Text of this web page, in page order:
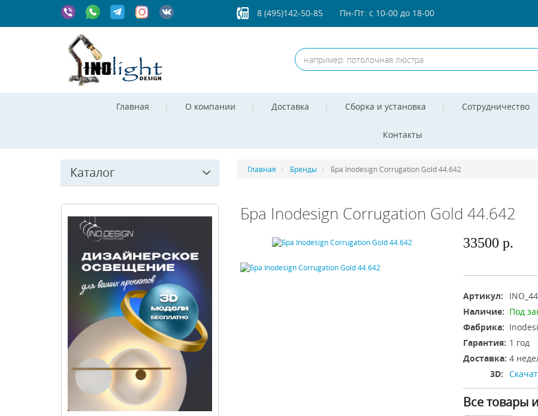
8 (495)142-50-85 Пн-Пт: с 10-00 до 18-00
Главная О компании Доставка Сборка и установка Сотрудничество
Контакты
Каталог Главная Бренды Бра Inodesign Corrugation Gold 44.642
Бра Inodesign Corrugation Gold 44.642
33500 р.
Артикул:
Наличие: Под
Фабрика:
Гарантия: 1 год
Доставка: 4
3D:
Все товары